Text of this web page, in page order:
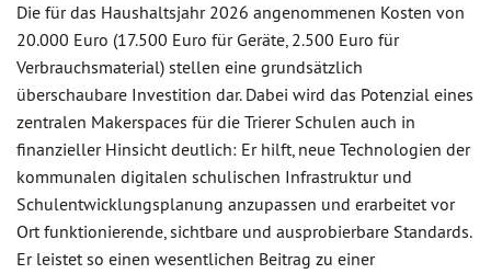
Die für das Haushaltsjahr 2026 angenommenen Kosten von
20.000 Euro (17.500 Euro für Geräte, 2.500 Euro für
Verbrauchsmaterial) stellen eine grundsätzlich
überschaubare Investition dar. Dabei wird das Potenzial eines
zentralen Makerspaces für die Trierer Schulen auch in
finanzieller Hinsicht deutlich: Er hilft, neue Technologien der
kommunalen digitalen schulischen Infrastruktur und
Schulentwicklungsplanung anzupassen und erarbeitet vor
Ort funktionierende, sichtbare und ausprobierbare Standards.
Er leistet so einen wesentlichen Beitrag zu einer